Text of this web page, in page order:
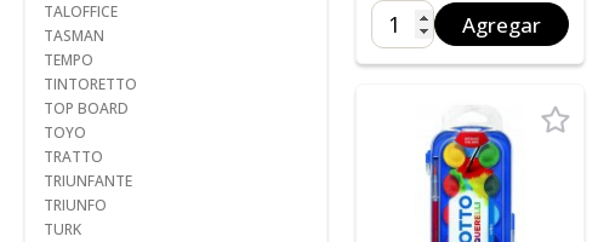
TALOFFICE
TASMAN
TEMPO
TINTORETTO
TOP BOARD
TOYO
TRATTO
TRIUNFANTE
TRIUNFO
TURK
Agregar